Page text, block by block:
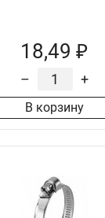
18,49 ₽
– +
В корзину